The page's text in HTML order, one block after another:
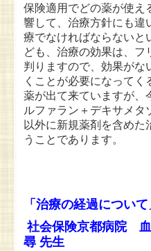
保険適用でどの薬が使え
響して、治療方針にも違
療でなければならないと
ども、治療の効果は、フ
判りますので、効果がな
くことが必要になって
薬が出て来ていますが、
ルファラン＋デキサメタ
以外に新規薬剤を含めた
うことであります。
「治療の経過について
社会保険京都病院 血液内科 副
尋 先生